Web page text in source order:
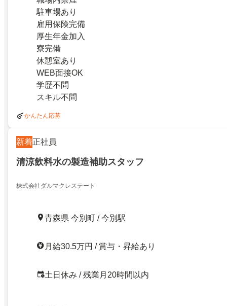
駐車場あり
雇用保険完備
厚生年金加入
寮完備
休憩室あり
WEB面接OK
学歴不問
スキル不問
かんたん応募
新着正社員
清涼飲料水の製造補助スタッフ
株式会社ダルマクレステート
青森県 今別町 / 今別駅
月給30.5万円 / 賞与・昇給あり
土日休み / 残業月20時間以内